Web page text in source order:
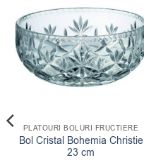
PLATOURI BOLURI FRUCTIERE
Bol Cristal Bohemia Christie
23 cm